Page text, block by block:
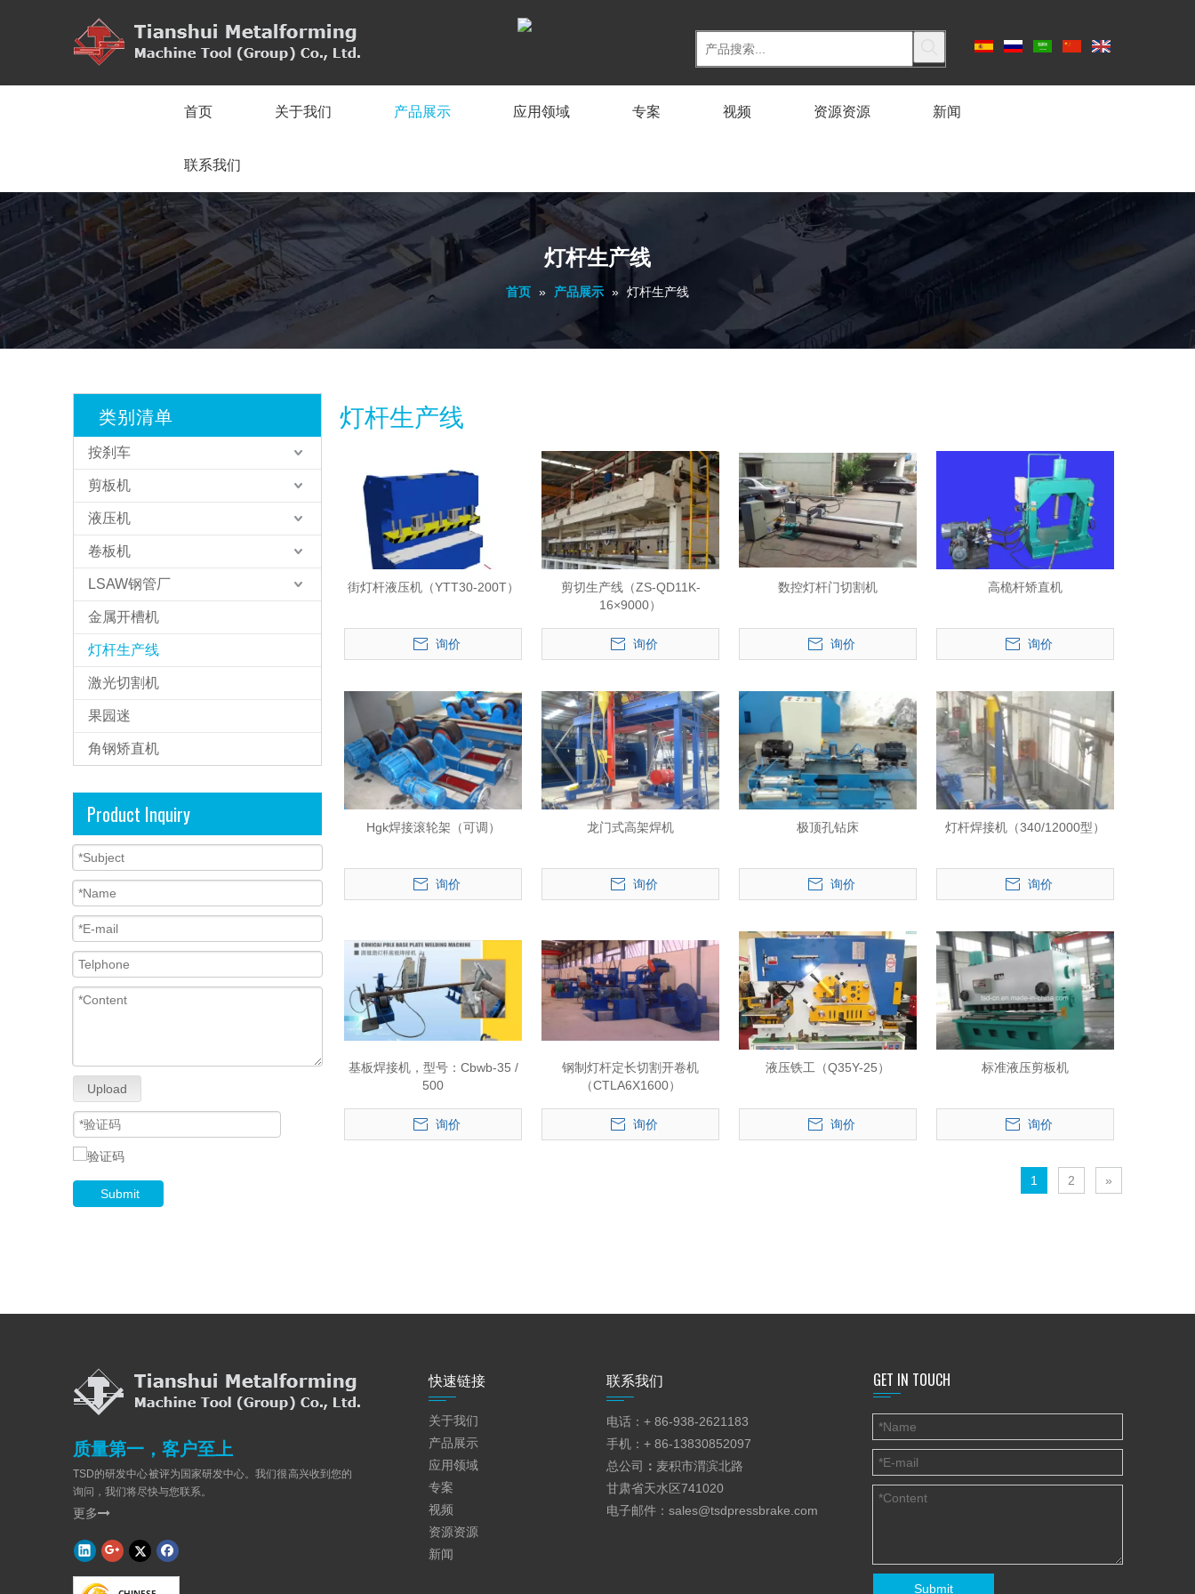
首页 关于我们 产品展示 应用领域 专案 视频 资源资源 新闻
联系我们
灯杆生产线
首页 » 产品展示 » 灯杆生产线
类别清单
按刹车
剪板机
液压机
卷板机
LSAW钢管厂
金属开槽机
灯杆生产线
激光切割机
果园迷
角钢矫直机
Product Inquiry
Upload
Submit
灯杆生产线
街灯杆液压机（YTT30-200T）
询价
剪切生产线（ZS-QD11K-
16×9000）
询价
数控灯杆门切割机
询价
高桅杆矫直机
询价
Hgk焊接滚轮架（可调）
询价
龙门式高架焊机
询价
极顶孔钻床
询价
灯杆焊接机（340/12000型）
询价
基板焊接机，型号：Cbwb-35 /
500
询价
钢制灯杆定长切割开卷机
（CTLA6X1600）
询价
液压铁工（Q35Y-25）
询价
标准液压剪板机
询价
1 2 »
质量第一，客户至上
TSD的研发中心被评为国家研发中心。我们很高兴收到您的
询问，我们将尽快与您联系。
更多
快速链接
关于我们
产品展示
应用领域
专案
视频
资源资源
新闻
联系我们
电话：+ 86-938-2621183
手机：+ 86-13830852097
总公司 ： 麦积市渭滨北路
甘肃省天水区741020
电子邮件： sales@tsdpressbrake.com
GET IN TOUCH
Submit